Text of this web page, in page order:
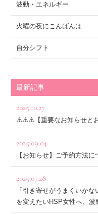
波動・エネルギー
火曜の夜にこんばんは
自分シフト
最新記事
2025.10.27
⚠️⚠️⚠️【重要なお知らせと
2025.09.04
【お知らせ】ご予約方法に
2025.07.28
「引き寄せがうまくいか
を変えたいHSP女性へ、